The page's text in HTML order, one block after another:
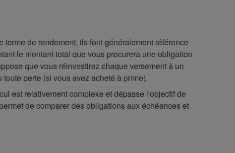
de rendement, ils font généralement référence
le montant total que vous procurera une obligation
que vous réinvestirez chaque versement à un
perte (si vous avez acheté à prime).
est relativement complexe et dépasse l'objectif de
de comparer des obligations aux échéances et